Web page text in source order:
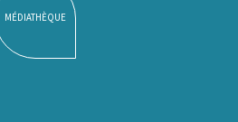
MÉDIATHÈQUE